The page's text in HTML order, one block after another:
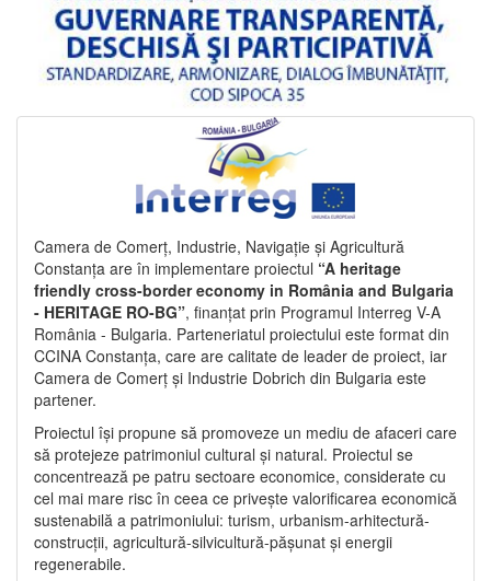
Camera de Comerț, Industrie, Navigație și Agricultură
Constanța are în implementare proiectul “A heritage
friendly cross-border economy in România and Bulgaria
- HERITAGE RO-BG”, finanțat prin Programul Interreg V-A
România - Bulgaria. Parteneriatul proiectului este format din
CCINA Constanța, care are calitate de leader de proiect, iar
Camera de Comerț și Industrie Dobrich din Bulgaria este
partener.
Proiectul își propune să promoveze un mediu de afaceri care
să protejeze patrimoniul cultural și natural. Proiectul se
concentrează pe patru sectoare economice, considerate cu
cel mai mare risc în ceea ce privește valorificarea economică
sustenabilă a patrimoniului: turism, urbanism-arhitectură-
construcții, agricultură-silvicultură-pășunat și energii
regenerabile.